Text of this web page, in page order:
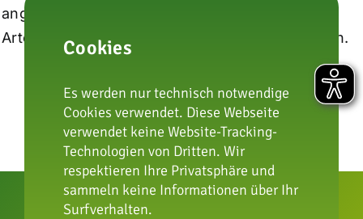
angeboten, eine Spende an die
Artenschutzstiftung Zoo Karlsruhe wird erbeten.
Cookies
Es werden nur technisch notwendige
Cookies verwendet. Diese Webseite
verwendet keine Website-Tracking-
Technologien von Dritten. Wir
respektieren Ihre Privatsphäre und
sammeln keine Informationen über Ihr
Surfverhalten.